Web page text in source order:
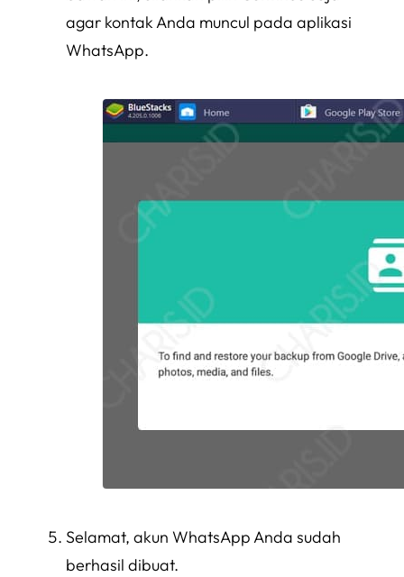
agar kontak Anda muncul pada aplikasi
WhatsApp.
Selamat, akun WhatsApp Anda sudah
berhasil dibuat.